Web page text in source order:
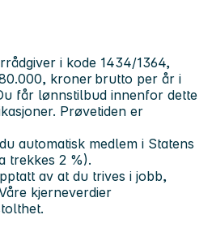
i kode 1434/1364,
kroner brutto per år i
får lønnstilbud innenfor dette
Prøvetiden er
automatisk medlem i Statens
trekkes 2 %).
av at du trives i jobb,
kjerneverdier